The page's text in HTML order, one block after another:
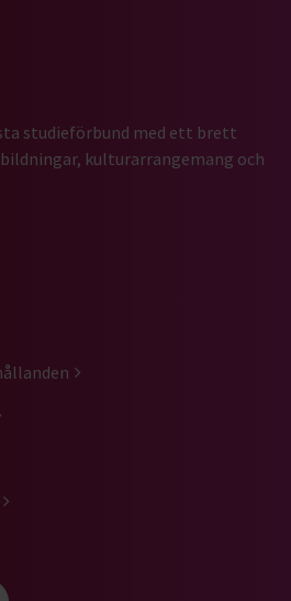
studieförbund med ett brett
kulturarrangemang och